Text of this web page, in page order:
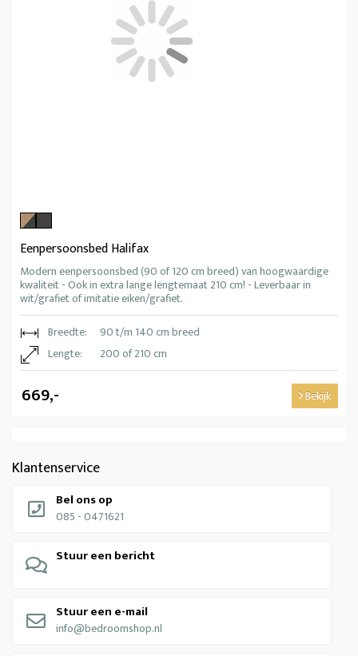
Klantenservice
Bel ons op
085 - 0471621
Stuur een bericht
Stuur een e-mail
info@bedroomshop.nl
Eenpersoonsbed Halifax
Modern eenpersoonsbed (90 of 120 cm breed) van hoogwaardige
kwaliteit - Ook in extra lange lengtemaat 210 cm! - Leverbaar in
wit/grafiet of imitatie eiken/grafiet.
Breedte:
90 t/m 140 cm breed
Lengte:
200 of 210 cm
669,- Bekijk